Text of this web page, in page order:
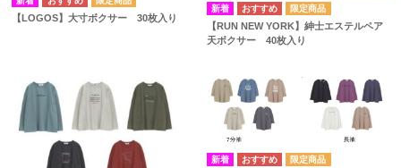
【LOGOS】大寸ボクサー 30枚入り
【RUN NEW YORK】紳士エステルペア
天ボクサー 40枚入り